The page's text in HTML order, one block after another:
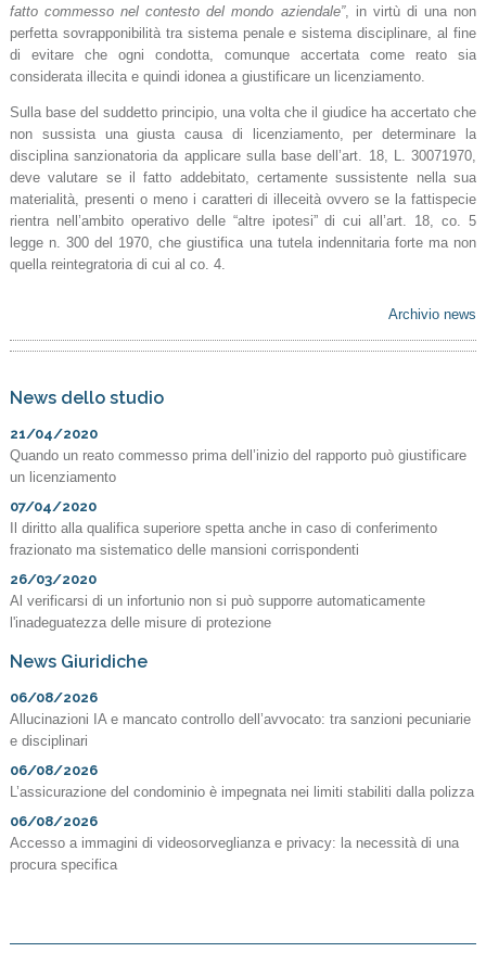
fatto commesso nel contesto del mondo aziendale”, in virtù di una non
perfetta sovrapponibilità tra sistema penale e sistema disciplinare, al fine
di evitare che ogni condotta, comunque accertata come reato sia
considerata illecita e quindi idonea a giustificare un licenziamento.
Sulla base del suddetto principio, una volta che il giudice ha accertato che
non sussista una giusta causa di licenziamento, per determinare la
disciplina sanzionatoria da applicare sulla base dell’art. 18, L. 30071970,
deve valutare se il fatto addebitato, certamente sussistente nella sua
materialità, presenti o meno i caratteri di illeceità ovvero se la fattispecie
rientra nell’ambito operativo delle “altre ipotesi” di cui all’art. 18, co. 5
legge n. 300 del 1970, che giustifica una tutela indennitaria forte ma non
quella reintegratoria di cui al co. 4.
Archivio news
News dello studio
21/04/2020
Quando un reato commesso prima dell’inizio del rapporto può giustificare
un licenziamento
07/04/2020
Il diritto alla qualifica superiore spetta anche in caso di conferimento
frazionato ma sistematico delle mansioni corrispondenti
26/03/2020
Al verificarsi di un infortunio non si può supporre automaticamente
l'inadeguatezza delle misure di protezione
News Giuridiche
06/08/2026
Allucinazioni IA e mancato controllo dell’avvocato: tra sanzioni pecuniarie
e disciplinari
06/08/2026
L’assicurazione del condominio è impegnata nei limiti stabiliti dalla polizza
06/08/2026
Accesso a immagini di videosorveglianza e privacy: la necessità di una
procura specifica